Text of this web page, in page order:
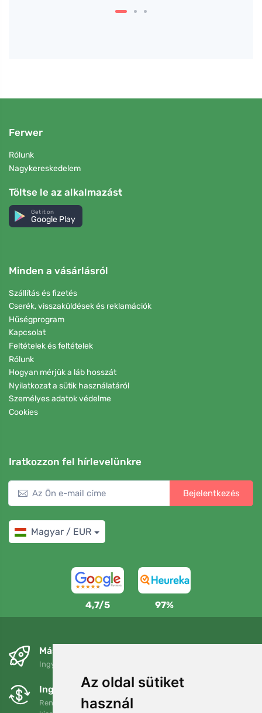
Az oldal sütiket
használ
Ferwer
Rólunk
Nagykereskedelem
Töltse le az alkalmazást
Get it on
Google Play
Minden a vásárlásról
Szállítás és fizetés
Cserék, visszaküldések és reklamációk
Hűségprogram
Kapcsolat
Feltételek és feltételek
Rólunk
Hogyan mérjük a láb hosszát
Nyilatkozat a sütik használatáról
Személyes adatok védelme
Cookies
Iratkozzon fel hírlevelünkre
Bejelentkezés
Magyar / EUR
4,7/5 97%
Másnapra és ingyenesen
Ingyenes szállítás a következő összeg felett: 80 EUR
Ingyenes csere és visszaküldés
Rendelését 90 napon belül bármikor visszaküldheti vagy